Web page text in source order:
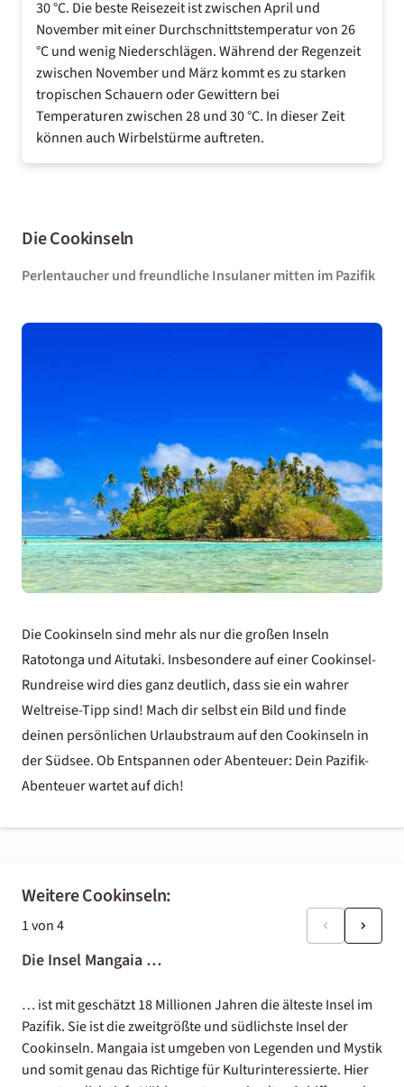
30 °C. Die beste Reisezeit ist zwischen April und
November mit einer Durchschnittstemperatur von 26
°C und wenig Niederschlägen. Während der Regenzeit
zwischen November und März kommt es zu starken
tropischen Schauern oder Gewittern bei
Temperaturen zwischen 28 und 30 °C. In dieser Zeit
können auch Wirbelstürme auftreten.
Die Cookinseln
Perlentaucher und freundliche Insulaner mitten im Pazifik
Die Cookinseln sind mehr als nur die großen Inseln
Ratotonga und Aitutaki. Insbesondere auf einerCookinsel-
Rundreisewird dies ganz deutlich, dass sie ein wahrer
Weltreise-Tippsind! Mach dir selbst ein Bild und finde
deinen persönlichen Urlaubstraum auf den Cookinseln in
der Südsee. Ob Entspannen oder Abenteuer: Dein Pazifik-
Abenteuer wartet auf dich!
Weitere Cookinseln:
1von4
Die Insel Mangaia …
… ist mit geschätzt 18 Millionen Jahren die älteste Insel im
Pazifik. Sie ist die zweitgrößte und südlichste Insel der
Cookinseln. Mangaia ist umgeben von Legenden und Mystik
und somit genau das Richtige für Kulturinteressierte. Hier